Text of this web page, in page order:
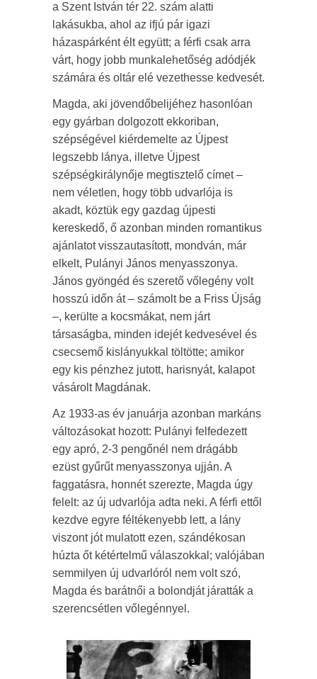
a Szent István tér 22. szám alatti
lakásukba, ahol az ifjú pár igazi
házaspárként élt együtt; a férfi csak arra
várt, hogy jobb munkalehetőség adódjék
számára és oltár elé vezethesse kedvesét.
Magda, aki jövendőbelijéhez hasonlóan
egy gyárban dolgozott ekkoriban,
szépségével kiérdemelte az Újpest
legszebb lánya, illetve Újpest
szépségkirálynője megtisztelő címet –
nem véletlen, hogy több udvarlója is
akadt, köztük egy gazdag újpesti
kereskedő, ő azonban minden romantikus
ajánlatot visszautasított, mondván, már
elkelt, Pulányi János menyasszonya.
János gyöngéd és szerető vőlegény volt
hosszú időn át – számolt be a Friss Újság
–, kerülte a kocsmákat, nem járt
társaságba, minden idejét kedvesével és
csecsemő kislányukkal töltötte; amikor
egy kis pénzhez jutott, harisnyát, kalapot
vásárolt Magdának.
Az 1933-as év januárja azonban markáns
változásokat hozott: Pulányi felfedezett
egy apró, 2-3 pengőnél nem drágább
ezüst gyűrűt menyasszonya ujján. A
faggatásra, honnét szerezte, Magda úgy
felelt: az új udvarlója adta neki. A férfi ettől
kezdve egyre féltékenyebb lett, a lány
viszont jót mulatott ezen, szándékosan
húzta őt kétértelmű válaszokkal; valójában
semmilyen új udvarlóról nem volt szó,
Magda és barátnői a bolondját járatták a
szerencsétlen vőlegénnyel.